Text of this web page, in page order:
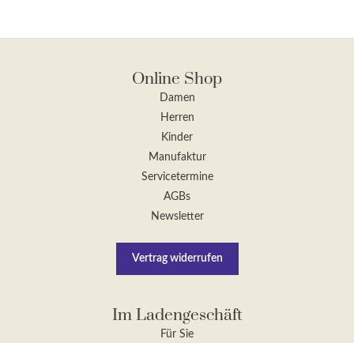
Online Shop
Damen
Herren
Kinder
Manufaktur
Servicetermine
AGBs
Newsletter
Vertrag widerrufen
Im Ladengeschäft
Für Sie